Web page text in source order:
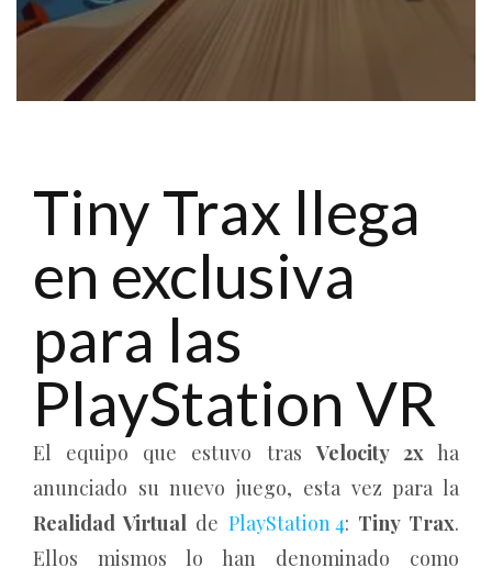
Tiny Trax llega
en exclusiva
para las
PlayStation VR
El equipo que estuvo trasVelocity 2xha
anunciado su nuevo juego, esta vez para la
Realidad Virtual de PlayStation 4: Tiny Trax.
Ellos mismos lo han denominado como